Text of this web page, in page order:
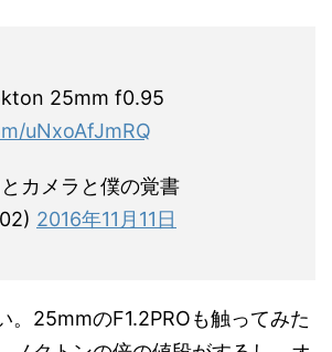
25mm f0.95
uNxoAfJmRQ
カメラと僕の覚書
2016年11月11日
。25mmのF1.2PROも触ってみた